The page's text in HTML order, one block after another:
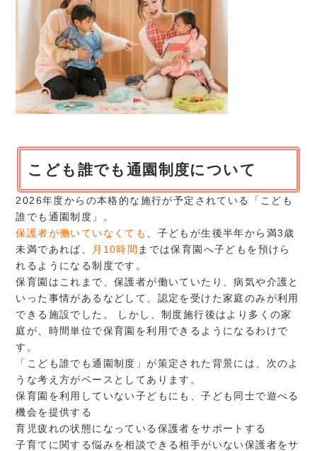
こども誰でも通園制度について
2026年度からの本格的な施行が予定されている「こども
誰でも通園制度」。
保護者が働いていなくても
、子どもが生後半年から満3歳
未満であれば、
月10時間 までは保育園へ子どもを預けら
れるようになる制度です。
保育園はこれまで、保護者が働いていたり、病気や介護と
いった事情があるなどして、認定を受けた家庭のみが利用
できる施設でした。 しかし、制度施行後はより多くの家
庭が、時間単位で保育園を利用できるようになるわけで
す。
「こども誰でも通園制度」が策定された背景には、次のよ
うな考え方がベースとしてあります。
保育園を利用していない子どもにも、子ども同士で遊べる
機会を提供する
育児疲れの状態になっている保護者をサポートする
子育てに関する悩みを相談できる相手がいない保護者をサ